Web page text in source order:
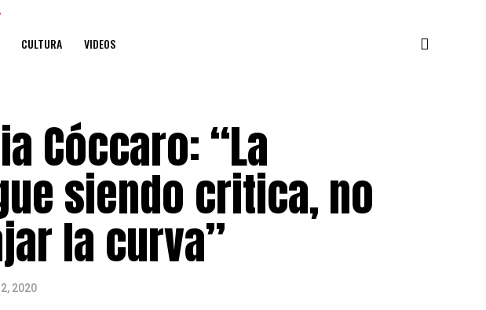
CULTURA VIDEOS
Cóccaro: “La
siendo critica, no
la curva”
2020